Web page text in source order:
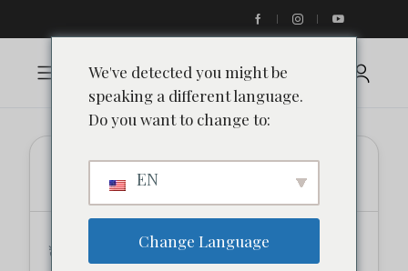
Localização
Adicionar data
Confira
Adicionar data
We've detected you might be
speaking a different language.
Do you want to change to:
EN
Change Language